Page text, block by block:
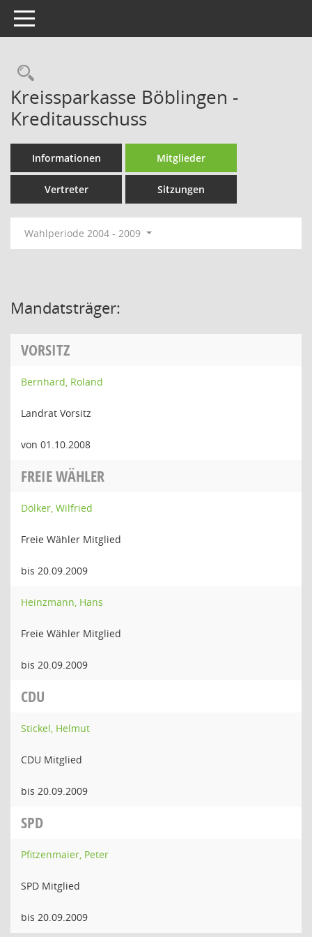
Toggle navigation
Rechercheauswahl
Kreissparkasse Böblingen -
Kreditausschuss
Informationen Mitglieder
Vertreter Sitzungen
Wahlperiode 2004 - 2009
Mandatsträger:
VORSITZ
Bernhard, Roland
Landrat Vorsitz
von 01.10.2008
FREIE WÄHLER
Dölker, Wilfried
Freie Wähler Mitglied
bis 20.09.2009
Heinzmann, Hans
Freie Wähler Mitglied
bis 20.09.2009
CDU
Stickel, Helmut
CDU Mitglied
bis 20.09.2009
SPD
Pfitzenmaier, Peter
SPD Mitglied
bis 20.09.2009